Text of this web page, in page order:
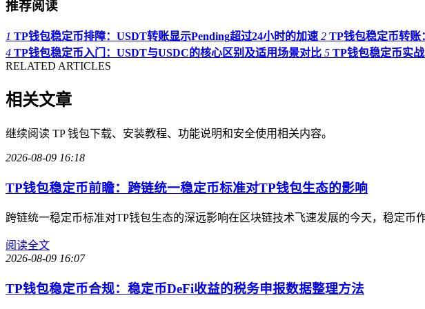
推荐阅读
1 TP钱包稳定币排障：USDT转账显示Pending超过24小时的加速 2 TP钱包稳定币转账
4 TP钱包稳定币入门：USDT与USDC的核心区别及适用场景对比 5 TP钱包稳定币实
RELATED ARTICLES
相关文章
继续阅读 TP 钱包下载、安装教程、功能说明和安全使用相关内容。
2026-08-09 16:18
TP钱包稳定币前瞻：跨链统一稳定币标准对TP钱包生态的影响
跨链统一稳定币标准对TP钱包生态的深远影响在区块链技术飞速发展的今天，稳定
阅读全文
2026-08-09 16:07
TP钱包稳定币合规：稳定币DeFi收益的税务申报数据整理方法